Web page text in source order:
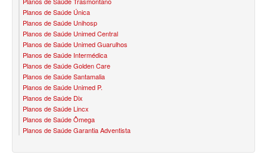
TRASMONTANO PLANO DE SAÚDE FAMILIAR
ÚNICA PLANO DE SAÚDE FAMILIAR
UNIHOSP PLANO DE SAÚDE FAMILIAR
UNIMED GUARULHOS PLANO DE SAÚDE FAMILIAR
CLASSES PLANO DE SAÚDE FAMILIAR
PLANO DE SAÚDE INFANTIL
Planos de Saúde Única
Planos de Saúde Unihosp
Planos de Saúde Unimed Central
Planos de Saúde Unimed Guarulhos
Planos de Saúde Intermédica
Planos de Saúde Golden Care
Planos de Saúde Santamalia
Planos de Saúde Unimed P.
Planos de Saúde Dix
Planos de Saúde Lincx
Planos de Saúde Ômega
Planos de Saúde Garantia Adventista